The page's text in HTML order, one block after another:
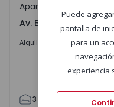
Av. Boavista, Porto
Apartamento
Av. Boavista, Porto
Alquilar 2.300 €/
3
Puede
pantalla de
para un
experiencia